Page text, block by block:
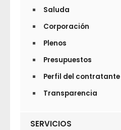
Saluda
Corporación
Plenos
Presupuestos
Perfil del contratante
Transparencia
SERVICIOS